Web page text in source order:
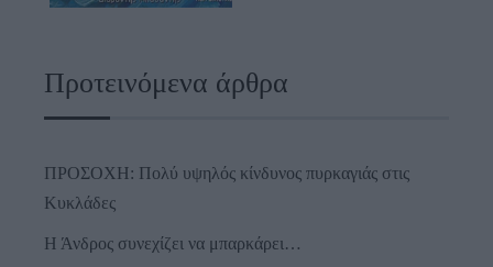
Προτεινόμενα άρθρα
ΠΡΟΣΟΧΗ: Πολύ υψηλός κίνδυνος πυρκαγιάς στις
Κυκλάδες
Η Άνδρος συνεχίζει να μπαρκάρει…